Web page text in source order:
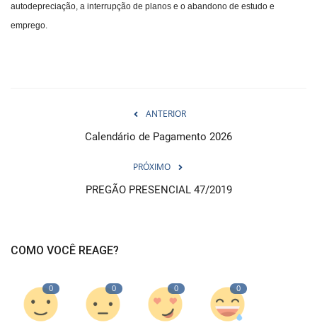
autodepreciação, a interrupção de planos e o abandono de estudo e
emprego.
ANTERIOR
Calendário de Pagamento 2026
PRÓXIMO
PREGÃO PRESENCIAL 47/2019
COMO VOCÊ REAGE?
0 0 0 0